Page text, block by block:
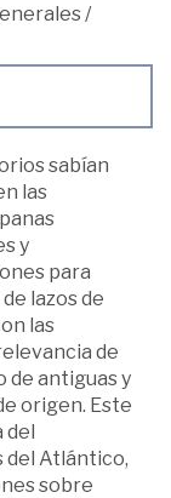
/
sabían
las
y
para
lazos de
las
de
de antiguas y
origen. Este
del
del Atlántico,
sobre